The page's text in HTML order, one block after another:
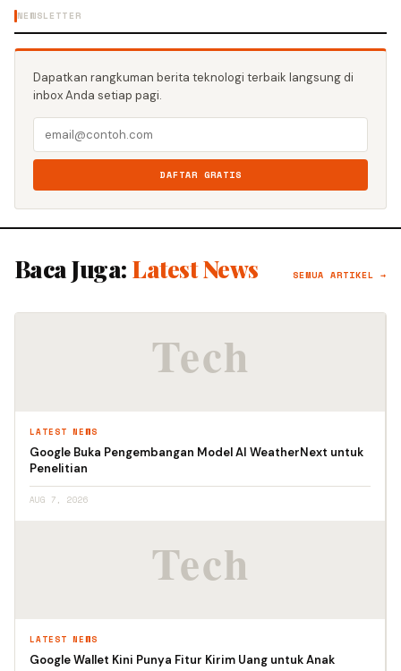
NEWSLETTER
Dapatkan rangkuman berita teknologi terbaik langsung di
inbox Anda setiap pagi.
DAFTAR GRATIS
Baca Juga: Latest News SEMUA ARTIKEL →
LATEST NEWS
Google Buka Pengembangan Model AI WeatherNext untuk
Penelitian
AUG 7, 2026
LATEST NEWS
Google Wallet Kini Punya Fitur Kirim Uang untuk Anak